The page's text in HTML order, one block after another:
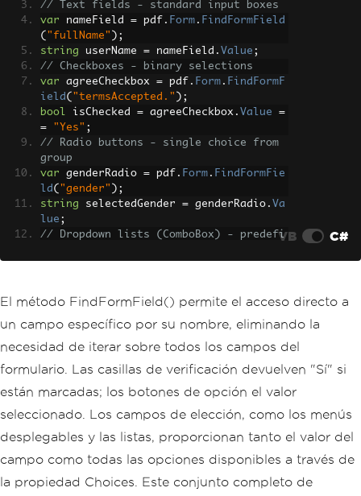
// Text fields - standard input boxes
var nameField = pdf . Form . FindFormField
( "fullName" );
string userName = nameField . Value ;
// Checkboxes - binary selections
var agreeCheckbox = pdf . Form . FindFormF
ield ( "termsAccepted." );
bool isChecked = agreeCheckbox . Value
=
=
"Yes" ;
// Radio buttons - single choice from
group
var genderRadio = pdf . Form . FindFormFie
ld ( "gender" );
string selectedGender = genderRadio . Va
lue ;
// Dropdown lists (ComboBox) - predefi
string selectedCountry
countryDropdo
// Access all available options
var
availableCountries
countryDropdo
// Multi-line text areas
var commentsField = pdf.Form .FindFormF
string userComments = commentsField. Va
lue;
terests_"
var interestFields = pdf.Form
VB C#
El método FindFormField() permite el acceso directo a
un campo específico por su nombre, eliminando la
necesidad de iterar sobre todos los campos del
formulario. Las casillas de verificación devuelven "Sí" si
están marcadas; los botones de opción el valor
seleccionado. Los campos de elección, como los menús
desplegables y las listas, proporcionan tanto el valor del
campo como todas las opciones disponibles a través de
la propiedad Choices. Este conjunto completo de